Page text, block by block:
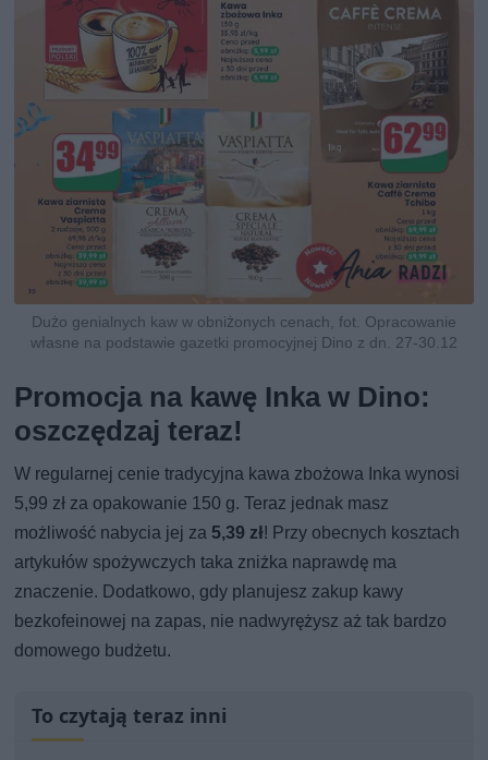
Dużo genialnych kaw w obniżonych cenach, fot. Opracowanie
własne na podstawie gazetki promocyjnej Dino z dn. 27-30.12
Promocja na kawę Inka w Dino:
oszczędzaj teraz!
W regularnej cenie tradycyjna kawa zbożowa Inka wynosi
5,99 zł za opakowanie 150 g. Teraz jednak masz
możliwość nabycia jej za 5,39 zł! Przy obecnych kosztach
artykułów spożywczych taka zniżka naprawdę ma
znaczenie. Dodatkowo, gdy planujesz zakup kawy
bezkofeinowej na zapas, nie nadwyrężysz aż tak bardzo
domowego budżetu.
To czytają teraz inni